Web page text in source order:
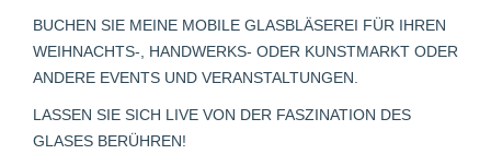
in
new
window
in
new
window
in
new
window
opens
in
new
in
new
window
BUCHEN SIE MEINE MOBILE GLASBLÄSEREI FÜR IHREN
WEIHNACHTS-, HANDWERKS- ODER KUNSTMARKT ODER
ANDERE EVENTS UND VERANSTALTUNGEN.
LASSEN SIE SICH LIVE VON DER FASZINATION DES
GLASES BERÜHREN!